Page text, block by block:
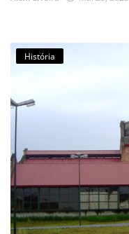
História